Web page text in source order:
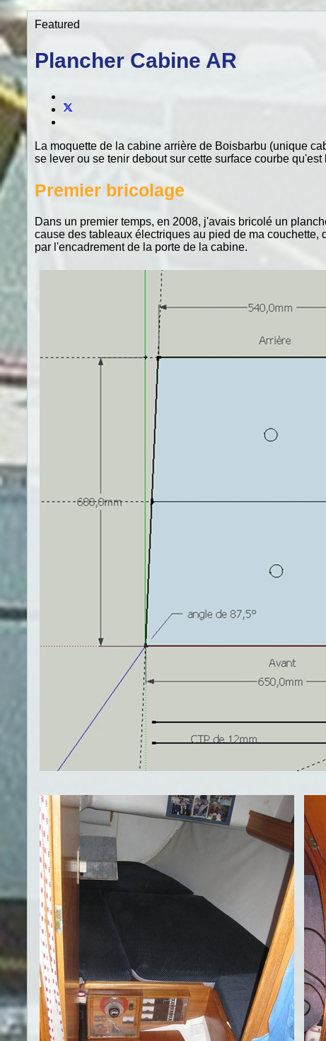
Featured
Plancher Cabine AR
La moquette de la cabine arrière de Boisbarbu (unique
se lever ou se tenir debout sur cette surface courbe qu'est
Premier bricolage
Dans un premier temps, en 2008, j'avais bricolé un
cause des tableaux électriques au pied de ma
par l'encadrement de la porte de la cabine.